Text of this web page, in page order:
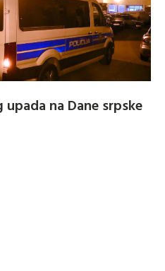
na Dane srpske